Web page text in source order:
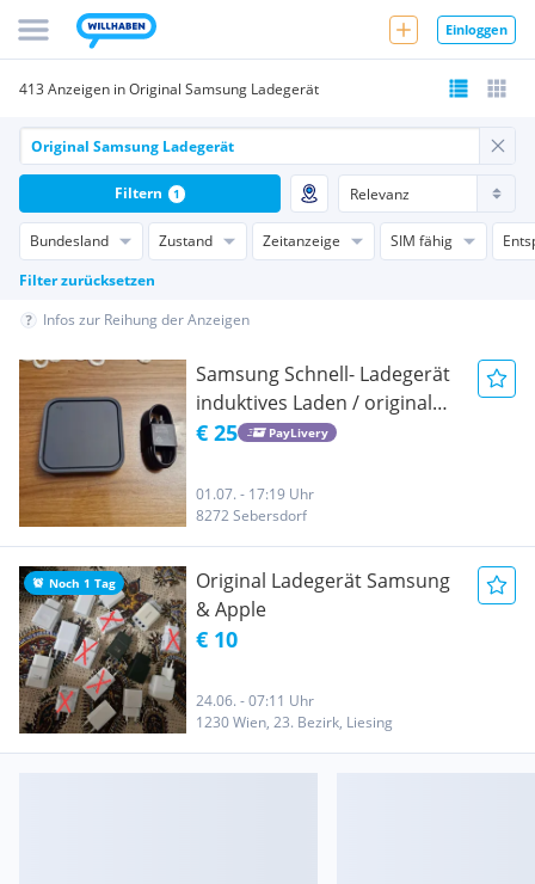
Einloggen
413 Anzeigen in Original Samsung Ladegerät
Bundesland Zustand Zeitanzeige SIM fähig
Filter zurücksetzen
Filtern 1
Infos zur Reihung der Anzeigen
Samsung Schnell- Ladegerät
induktives Laden / original
Samsung
€ 25 PayLivery
01.07. - 17:19 Uhr
8272 Sebersdorf
Noch 1 Tag
Original Ladegerät Samsung
& Apple
€ 10
24.06. - 07:11 Uhr
1230 Wien, 23. Bezirk, Liesing